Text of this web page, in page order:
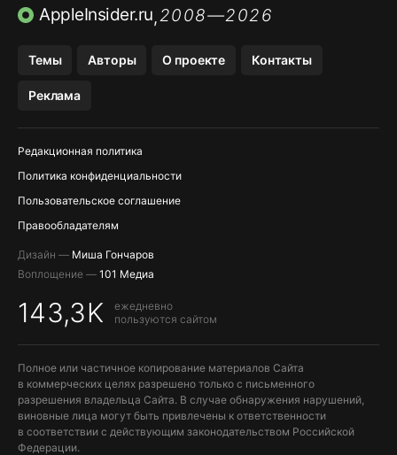
ПРИЛОЖЕНИЯ БЕЗ APP STORE
AppleInsider.ru,2008—2026
Темы Авторы О проекте Контакты
Реклама
Редакционная политика
Политика конфиденциальности
Пользовательское соглашение
Правообладателям
Дизайн — Миша Гончаров
Воплощение — 101 Медиа
143,3K
ежедневно
пользуются сайтом
Полное или частичное копирование материалов Сайта
в коммерческих целях разрешено только с письменного
разрешения владельца Сайта. В случае обнаружения нарушений,
виновные лица могут быть привлечены к ответственности
в соответствии с действующим законодательством Российской
Федерации.